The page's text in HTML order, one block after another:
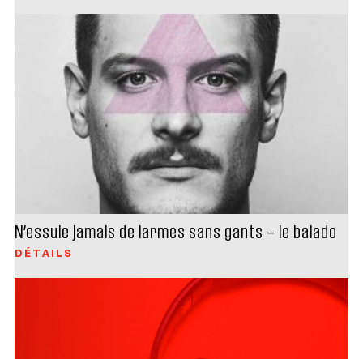
N’essuie jamais de larmes sans gants – le balado
DÉTAILS